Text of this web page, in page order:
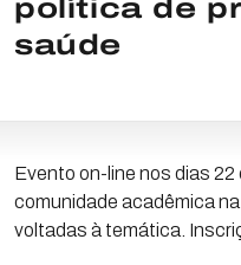
política de
saúde
Evento on-line nos dias
comunidade acadêmica
voltadas à temática.